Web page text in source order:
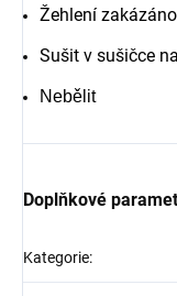
Žehlení zakázáno
Sušit v sušičce
Nebělit
Doplňkové
Kategorie: